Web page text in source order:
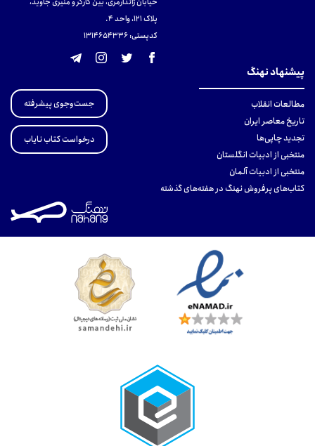
پلاک 121، واحد ۴.
کدپستی: 131465433۶
پیشنهاد نهنگ
مطالعات انقلاب
تاریخ معاصر ایران
تجدید چاپی‌ها
منتخبی از ادبیات انگلستان
منتخبی از ادبیات آلمان
کتاب‌های پرفروش نهنگ در هفته‌های گذشته
جست‌وجوی پیشرفته
درخواست کتاب نایاب